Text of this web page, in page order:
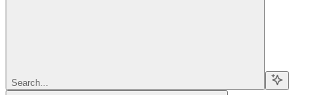
Search...